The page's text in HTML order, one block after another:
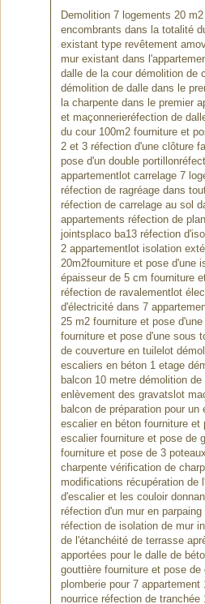
Demolition 7 logements 20
encombrants dans la totalité
existant type revêtement
mur existant dans
dalle de la cour démolition de
démolition de dalle dans le
la charpente dans le premier
et maçonnerieréfection de
du cour 100m2 fourniture et
2 et 3 réfection d'une clôture
pose d'un double
appartementlot carrelage 7
réfection de ragréage dans
réfection de carrelage au sol
appartements réfection de
jointsplaco ba13 réfection
2 appartementlot isolation
20m2fourniture et pose d'une
épaisseur de 5 cm fourniture
réfection de ravalementlot
d'électricité dans 7
25 m2 fourniture et pose
fourniture et pose d'une sous
de couverture en tuilelot
escaliers en béton 1 etage
balcon 10 metre démolition
enlèvement des gravatslot
balcon de préparation pour
escalier en béton fourniture et
escalier fourniture et pose de
fourniture et pose de 3
charpente vérification de
modifications récupération de
d'escalier et les couloir
réfection d'un mur en
réfection de isolation de mur
de l'étanchéité de terrasse
apportées pour le dalle de
gouttière fourniture et pose
plomberie pour 7
nourrice réfection de tranchée